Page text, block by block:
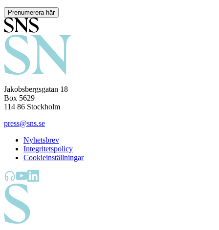
Prenumerera här
Jakobsbergsgatan 18
Box 5629
114 86 Stockholm
press@sns.se
Nyhetsbrev
Integritetspolicy
Cookieinställningar